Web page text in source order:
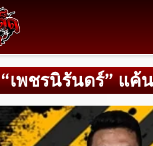
“เพชรนิรันดร์” แค้